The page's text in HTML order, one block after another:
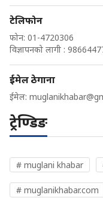
टेलिफोन
फोन: 01-4720306
विज्ञापनको लागी :
ईमेल ठेगाना
ईमेल:
ट्रेण्डिङ
# muglani khabar
# muglanikhabar.com